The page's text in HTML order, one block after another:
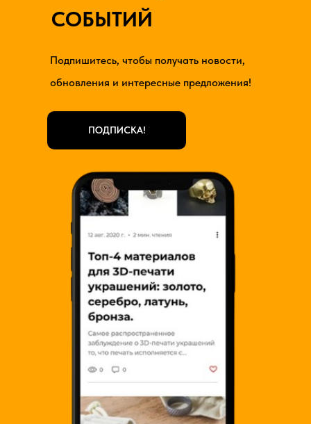
СОБЫТИЙ
Подпишитесь, чтобы получать новости,
обновления и интересные предложения!
ПОДПИСКА!